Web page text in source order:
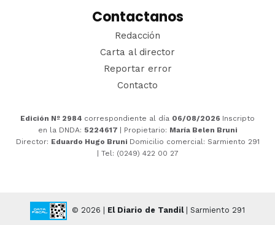
Contactanos
Redacción
Carta al director
Reportar error
Contacto
Edición Nº 2984 correspondiente al día 06/08/2026 Inscripto
en la DNDA: 5224617 | Propietario: María Belen Bruni
Director: Eduardo Hugo Bruni Domicilio comercial: Sarmiento 291
| Tel: (0249) 422 00 27
© 2026 | El Diario de Tandil| Sarmiento 291